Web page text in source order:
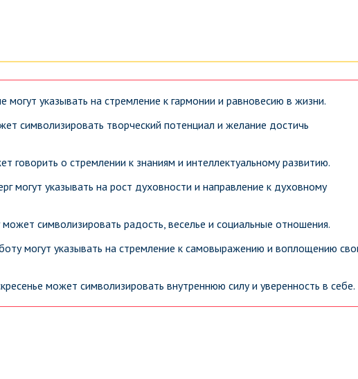
могут указывать на стремление к гармонии и равновесию в жизни.
символизировать творческий потенциал и желание достичь
говорить о стремлении к знаниям и интеллектуальному развитию.
могут указывать на рост духовности и направление к духовному
символизировать радость, веселье и социальные отношения.
могут указывать на стремление к самовыражению и воплощению
может символизировать внутреннюю силу и уверенность в себе.